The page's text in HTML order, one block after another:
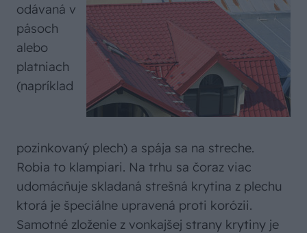
odávaná v
pásoch
alebo
platniach
(napríklad
pozinkovaný plech) a spája sa na streche.
Robia to klampiari. Na trhu sa čoraz viac
udomácňuje skladaná strešná krytina z plechu
ktorá je špeciálne upravená proti korózii.
Samotné zloženie z vonkajšej strany krytiny je